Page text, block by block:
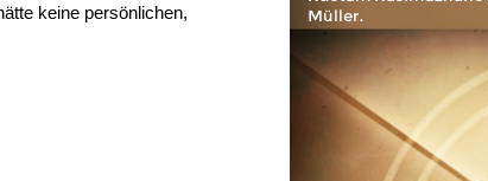
keine persönlichen,
Müller.